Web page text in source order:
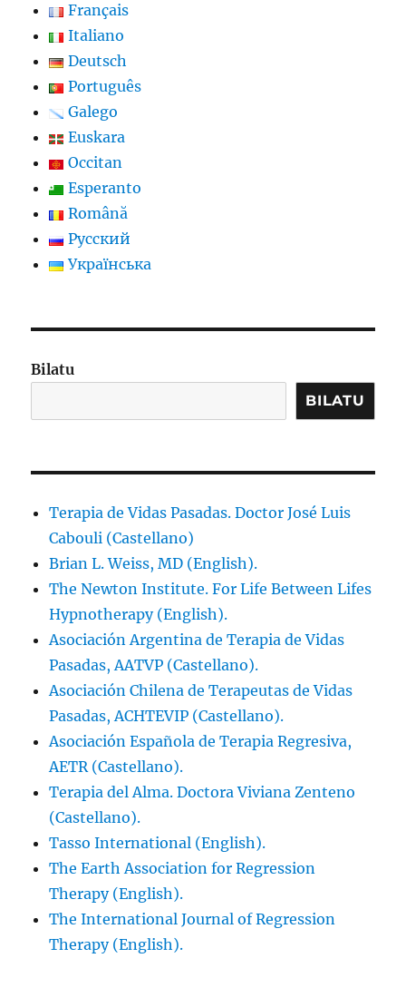
Français
Italiano
Deutsch
Português
Galego
Euskara
Occitan
Esperanto
Română
Русский
Українська
Bilatu
BILATU
Terapia de Vidas Pasadas. Doctor José Luis
Cabouli (Castellano)
Brian L. Weiss, MD (English).
The Newton Institute. For Life Between Lifes
Hypnotherapy (English).
Asociación Argentina de Terapia de Vidas
Pasadas, AATVP (Castellano).
Asociación Chilena de Terapeutas de Vidas
Pasadas, ACHTEVIP (Castellano).
Asociación Española de Terapia Regresiva,
AETR (Castellano).
Terapia del Alma. Doctora Viviana Zenteno
(Castellano).
Tasso International (English).
The Earth Association for Regression
Therapy (English).
The International Journal of Regression
Therapy (English).